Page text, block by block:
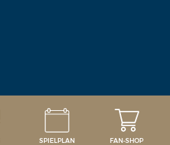
SPIELPLAN FAN-SHOP